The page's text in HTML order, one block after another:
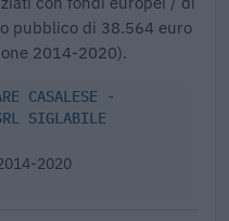
pubblico di 38.564 euro
2014-2020).
CASALESE -
SIGLABILE
2020